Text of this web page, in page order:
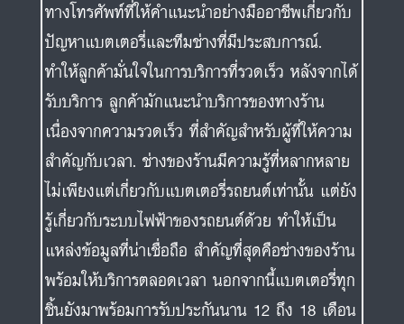
เนื่องจากความรวดเร็ว ที่สำคัญสำหรับผู้ที่ให้ความ
สำคัญกับเวลา. ช่างของร้านมีความรู้ที่หลากหลาย
ไม่เพียงแต่เกี่ยวกับแบตเตอรี่รถยนต์เท่านั้น แต่ยัง
รู้เกี่ยวกับระบบไฟฟ้าของรถยนต์ด้วย ทำให้เป็น
แหล่งข้อมูลที่น่าเชื่อถือ สำคัญที่สุดคือช่างของร้าน
พร้อมให้บริการตลอดเวลา นอกจากนี้แบตเตอรี่ทุก
ชิ้นยังมาพร้อมการรับประกันนาน 12 ถึง 18 เดือน
ขึ้นอยู่กับรุ่น. เนื่องจากร้านโชคบัญชาแบตเตอรี่
เป็นตัวแทนจำหน่ายโดยตรงจากโรงงาน ที่สำคัญ
อีกอย่างคือบริการหลังการขายที่มีคุณภาพดี ราคา
เป็นธรรม การรับประกัน